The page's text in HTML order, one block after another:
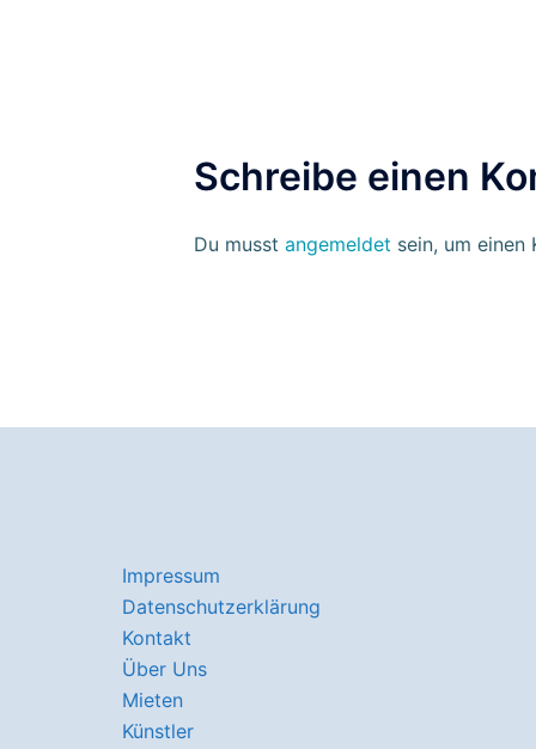
Schreibe einen
Du musst angemeldet sein, um einen
Impressum
Datenschutzerklärung
Kontakt
Über Uns
Mieten
Künstler